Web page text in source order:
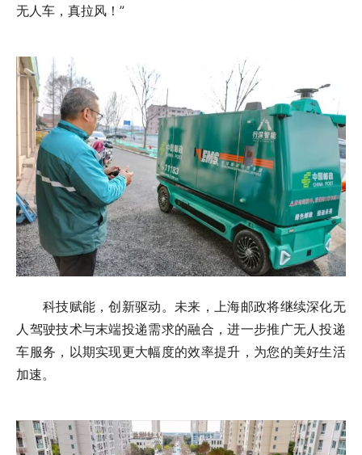
无人车，真拉风！”
科技赋能，创新驱动。未来，上海邮政将继续深化无
人驾驶技术与末端投递需求的融合，进一步推广无人投递
车服务，以期实现更大幅度的效率提升，为您的美好生活
加速。